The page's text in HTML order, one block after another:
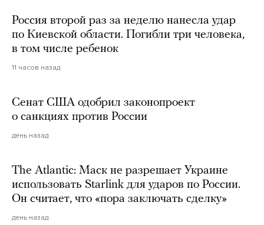
Россия второй раз за неделю нанесла удар
по Киевской области. Погибли три человека,
в том числе ребенок
11 часов назад
Сенат США одобрил законопроект
о санкциях против России
день назад
The Atlantic: Маск не разрешает Украине
использовать Starlink для ударов по России.
Он считает, что «пора заключать сделку»
день назад